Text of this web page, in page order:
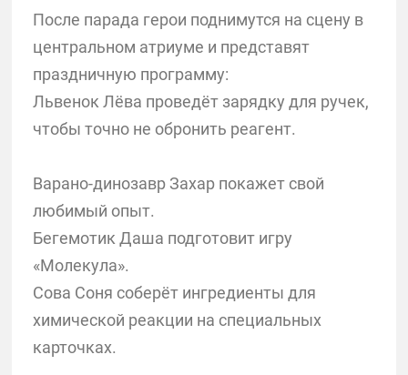
После парада герои поднимутся на сцену в
центральном атриуме и представят
праздничную программу:
Львенок Лёва проведёт зарядку для ручек,
чтобы точно не обронить реагент.
Варано-динозавр Захар покажет свой
любимый опыт.
Бегемотик Даша подготовит игру
«Молекула».
Сова Соня соберёт ингредиенты для
химической реакции на специальных
карточках.